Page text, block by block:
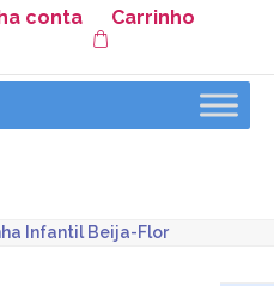
conta Carrinho
Infantil Beija-Flor